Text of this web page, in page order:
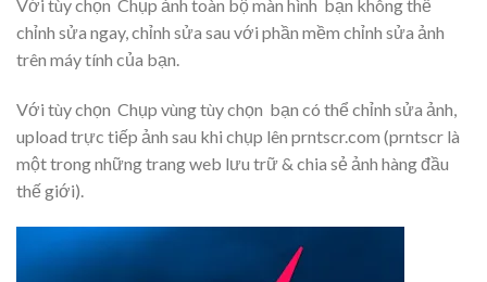
Với tùy chọn Chụp ảnh toàn bộ màn hình bạn không thể
chỉnh sửa ngay, chỉnh sửa sau với phần mềm chỉnh sửa ảnh
trên máy tính của bạn.
Với tùy chọn Chụp vùng tùy chọn bạn có thể chỉnh sửa ảnh,
upload trực tiếp ảnh sau khi chụp lên prntscr.com (prntscr là
một trong những trang web lưu trữ & chia sẻ ảnh hàng đầu
thế giới).